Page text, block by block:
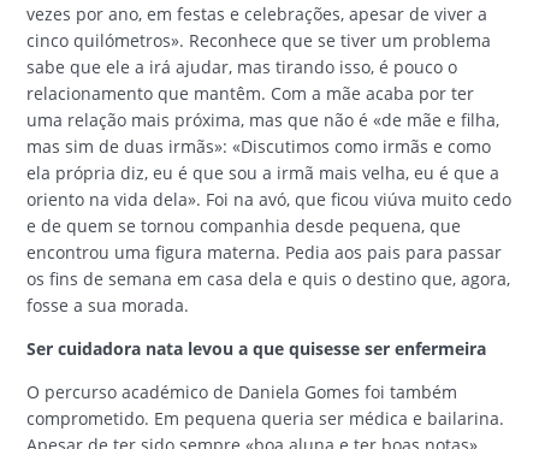
vezes por ano, em festas e celebrações, apesar de viver a
cinco quilómetros». Reconhece que se tiver um problema
sabe que ele a irá ajudar, mas tirando isso, é pouco o
relacionamento que mantêm. Com a mãe acaba por ter
uma relação mais próxima, mas que não é «de mãe e filha,
mas sim de duas irmãs»: «Discutimos como irmãs e como
ela própria diz, eu é que sou a irmã mais velha, eu é que a
oriento na vida dela». Foi na avó, que ficou viúva muito cedo
e de quem se tornou companhia desde pequena, que
encontrou uma figura materna. Pedia aos pais para passar
os fins de semana em casa dela e quis o destino que, agora,
fosse a sua morada.
Ser cuidadora nata levou a que quisesse ser enfermeira
O percurso académico de Daniela Gomes foi também
comprometido. Em pequena queria ser médica e bailarina.